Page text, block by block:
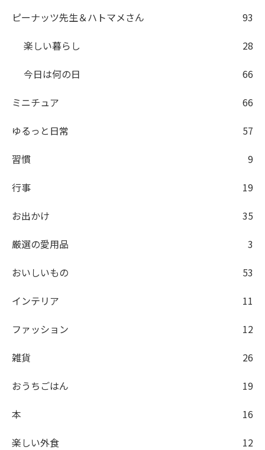
ピーナッツ先生＆ハトマメさん
93
楽しい暮らし
28
今日は何の日
66
ミニチュア
66
ゆるっと日常
57
習慣
9
行事
19
お出かけ
35
厳選の愛用品
3
おいしいもの
53
インテリア
11
ファッション
12
雑貨
26
おうちごはん
19
本
16
楽しい外食
12